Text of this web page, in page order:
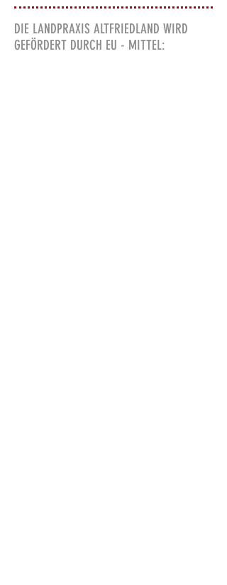
DIE LANDPRAXIS ALTFRIEDLAND WIRD
GEFÖRDERT DURCH EU - MITTEL: